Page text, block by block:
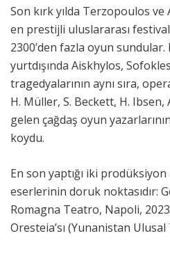
Son kırk yılda Terzopoulos
en prestijli uluslararası
2300’den fazla oyun sundular.
yurtdışında Aiskhylos,
tragedyalarının aynı sıra,
H. Müller, S. Beckett, H.
gelen çağdaş oyun
koydu.
En son yaptığı iki prodüksiyon
eserlerinin doruk noktasıdır:
Romagna Teatro, Napoli,
Oresteia’sı (Yunanistan